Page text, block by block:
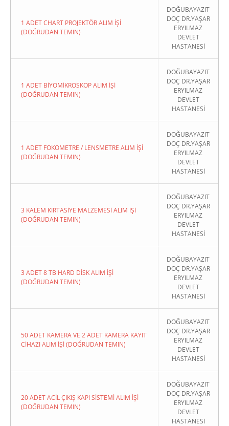
1 ADET CHART PROJEKTÖR ALIM İŞİ
(DOĞRUDAN TEMIN)
DOĞUBAYAZIT
DOÇ DR.YAŞAR
ERYILMAZ
DEVLET
HASTANESİ
1 ADET BİYOMİKROSKOP ALIM İŞİ
(DOĞRUDAN TEMIN)
DOĞUBAYAZIT
DOÇ DR.YAŞAR
ERYILMAZ
DEVLET
HASTANESİ
1 ADET FOKOMETRE / LENSMETRE ALIM İŞİ
(DOĞRUDAN TEMIN)
DOĞUBAYAZIT
DOÇ DR.YAŞAR
ERYILMAZ
DEVLET
HASTANESİ
3 KALEM KIRTASİYE MALZEMESİ ALIM İŞİ
(DOĞRUDAN TEMIN)
DOĞUBAYAZIT
DOÇ DR.YAŞAR
ERYILMAZ
DEVLET
HASTANESİ
3 ADET 8 TB HARD DİSK ALIM İŞİ
(DOĞRUDAN TEMIN)
DOĞUBAYAZIT
DOÇ DR.YAŞAR
ERYILMAZ
DEVLET
HASTANESİ
50 ADET KAMERA VE 2 ADET KAMERA KAYIT
CİHAZI ALIM İŞİ (DOĞRUDAN TEMIN)
DOĞUBAYAZIT
DOÇ DR.YAŞAR
ERYILMAZ
DEVLET
HASTANESİ
20 ADET ACİL ÇIKIŞ KAPI SİSTEMİ ALIM İŞİ
(DOĞRUDAN TEMIN)
DOĞUBAYAZIT
DOÇ DR.YAŞAR
ERYILMAZ
DEVLET
HASTANESİ